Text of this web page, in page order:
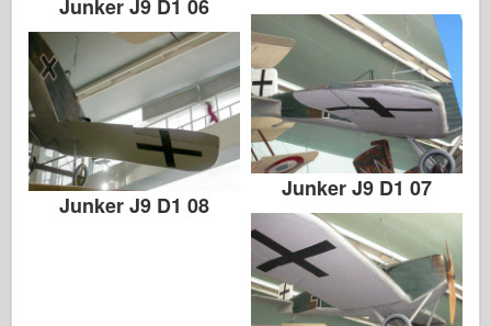
Junker J9 D1 06
Junker J9 D1 07
Junker J9 D1 08